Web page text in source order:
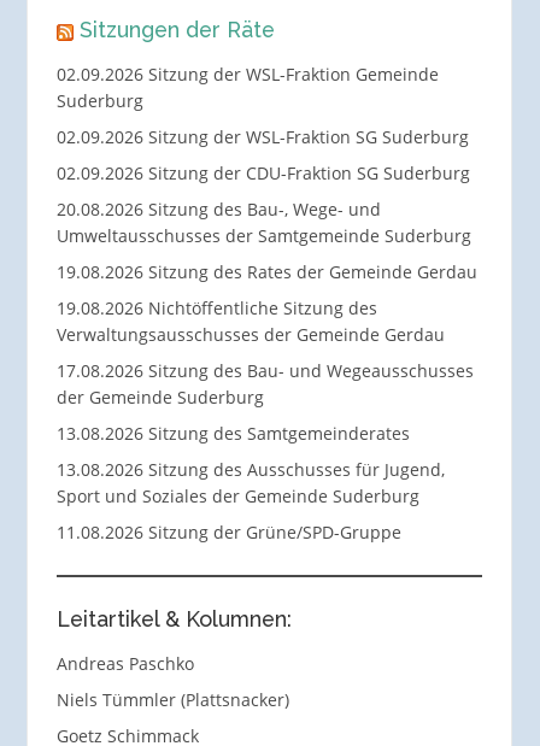
Sitzungen der Räte
02.09.2026 Sitzung der WSL-Fraktion Gemeinde
Suderburg
02.09.2026 Sitzung der WSL-Fraktion SG Suderburg
02.09.2026 Sitzung der CDU-Fraktion SG Suderburg
20.08.2026 Sitzung des Bau-, Wege- und
Umweltausschusses der Samtgemeinde Suderburg
19.08.2026 Sitzung des Rates der Gemeinde Gerdau
19.08.2026 Nichtöffentliche Sitzung des
Verwaltungsausschusses der Gemeinde Gerdau
17.08.2026 Sitzung des Bau- und Wegeausschusses
der Gemeinde Suderburg
13.08.2026 Sitzung des Samtgemeinderates
13.08.2026 Sitzung des Ausschusses für Jugend,
Sport und Soziales der Gemeinde Suderburg
11.08.2026 Sitzung der Grüne/SPD-Gruppe
Leitartikel & Kolumnen:
Andreas Paschko
Niels Tümmler (Plattsnacker)
Goetz Schimmack